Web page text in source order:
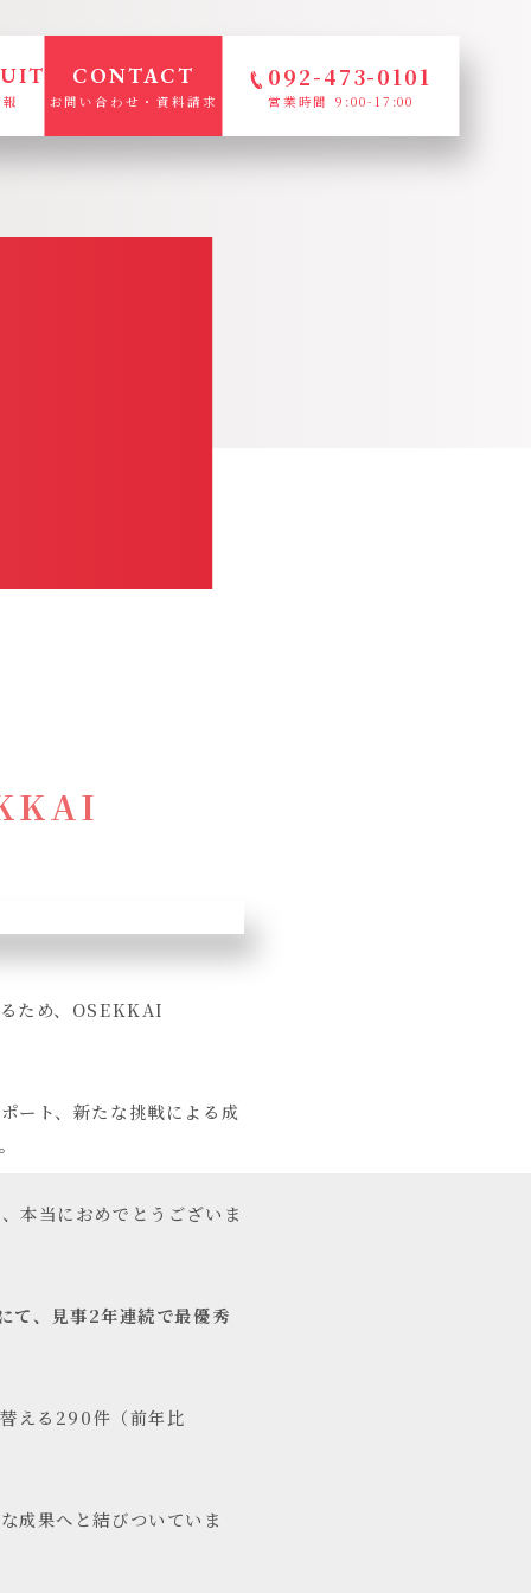
CONTACT
お問い合わせ・資料請求
092-473-0101
営業時間 9:00-17:00
ため、OSEKKAI
ート、新たな挑戦による成
本当におめでとうございま
て、見事2年連続で最優秀
える290件（前年比
成果へと結びついていま